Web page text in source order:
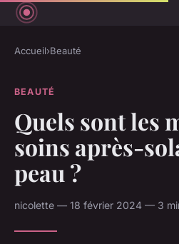
Accueil›Beauté
BEAUTÉ
Quels sont les
soins après-
peau ?
nicolette — 18 février 2024 — 3